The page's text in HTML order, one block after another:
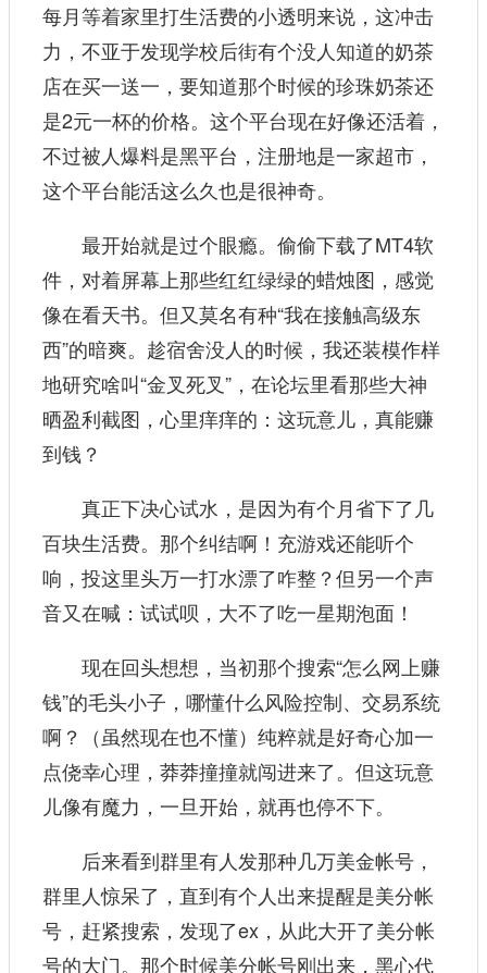
每月等着家里打生活费的小透明来说，这冲击
力，不亚于发现学校后街有个没人知道的奶茶
店在买一送一，要知道那个时候的珍珠奶茶还
是2元一杯的价格。这个平台现在好像还活着，
不过被人爆料是黑平台，注册地是一家超市，
这个平台能活这么久也是很神奇。
最开始就是过个眼瘾。偷偷下载了MT4软
件，对着屏幕上那些红红绿绿的蜡烛图，感觉
像在看天书。但又莫名有种“我在接触高级东
西”的暗爽。趁宿舍没人的时候，我还装模作样
地研究啥叫“金叉死叉”，在论坛里看那些大神
晒盈利截图，心里痒痒的：这玩意儿，真能赚
到钱？
真正下决心试水，是因为有个月省下了几
百块生活费。那个纠结啊！充游戏还能听个
响，投这里头万一打水漂了咋整？但另一个声
音又在喊：试试呗，大不了吃一星期泡面！
现在回头想想，当初那个搜索“怎么网上赚
钱”的毛头小子，哪懂什么风险控制、交易系统
啊？（虽然现在也不懂）纯粹就是好奇心加一
点侥幸心理，莽莽撞撞就闯进来了。但这玩意
儿像有魔力，一旦开始，就再也停不下。
后来看到群里有人发那种几万美金帐号，
群里人惊呆了，直到有个人出来提醒是美分帐
号，赶紧搜索，发现了ex，从此大开了美分帐
号的大门。那个时候美分帐号刚出来，黑心代